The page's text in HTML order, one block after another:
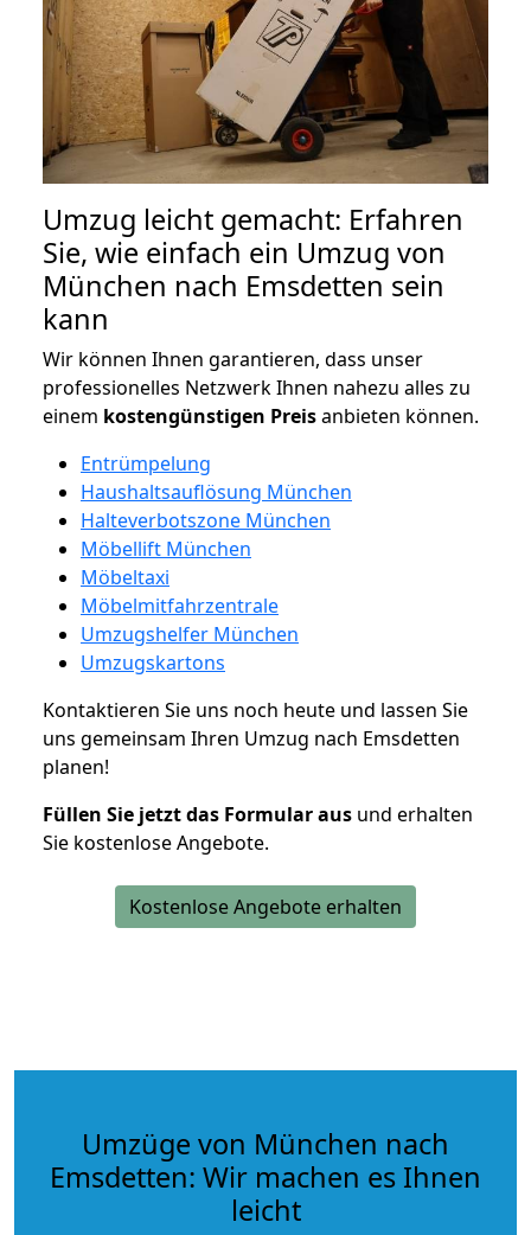
Umzug leicht gemacht: Erfahren
Sie, wie einfach ein Umzug von
München nach Emsdetten sein
kann
Wir können Ihnen garantieren, dass unser
professionelles Netzwerk Ihnen nahezu alles zu
einem kostengünstigen Preisanbieten können.
Entrümpelung
Haushaltsauflösung München
Halteverbotszone München
Möbellift München
Möbeltaxi
Möbelmitfahrzentrale
Umzugshelfer München
Umzugskartons
Kontaktieren Sie uns noch heute und lassen Sie
uns gemeinsam Ihren Umzug nach Emsdetten
planen!
Füllen Sie jetzt das Formular aus und erhalten
Sie kostenlose Angebote.
Kostenlose Angebote erhalten
Umzüge von München nach
Emsdetten: Wir machen es Ihnen
leicht